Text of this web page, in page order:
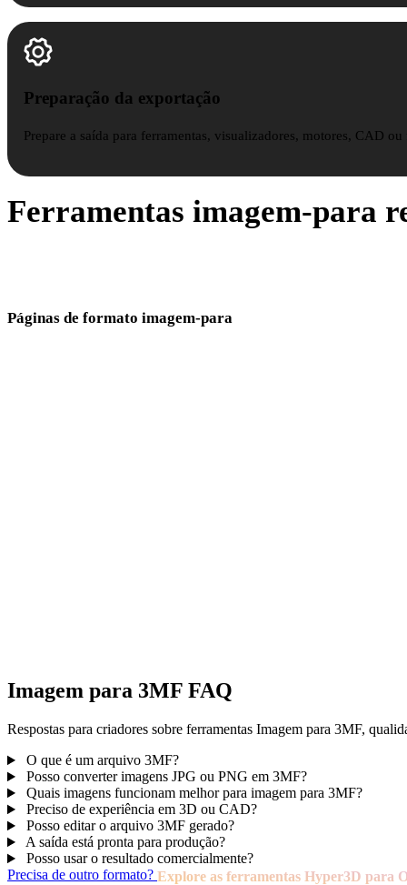
Preparação da exportação
Prepare a saída para ferramentas, visualizadores, motores, CAD
Ferramentas imagem-para
Páginas de formato imagem-para
Imagem para 3MF FAQ
Respostas para criadores sobre ferramentas Imagem para 3MF,
O que é um arquivo 3MF?
Posso converter imagens JPG ou PNG em 3MF?
Quais imagens funcionam melhor para imagem para 3MF?
Preciso de experiência em 3D ou CAD?
Posso editar o arquivo 3MF gerado?
A saída está pronta para produção?
Posso usar o resultado comercialmente?
Precisa de outro formato? Explore as ferramentas Hyper3D para